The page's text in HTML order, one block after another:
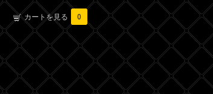
カートを見る 0